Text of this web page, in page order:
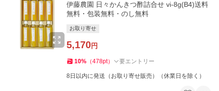
伊藤農園 日々かんきつ酢詰合せ vi-8g(B4)送料
無料・包装無料・のし無料
お取り寄せ
5,170円
10% （478pt） 要エントリー
8日以内に発送（お取り寄せ販売）（休業日を除く）